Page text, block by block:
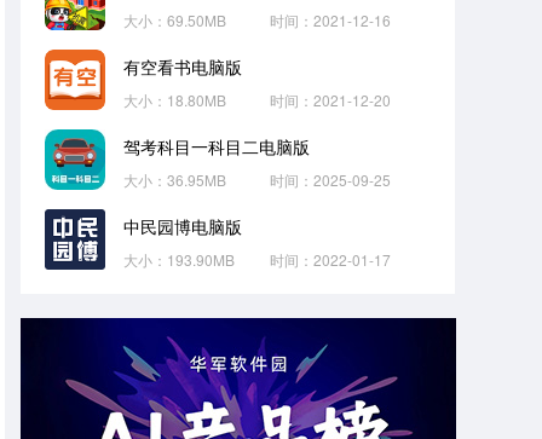
大小：69.50MB 时间：2021-12-16
有空看书电脑版
大小：18.80MB 时间：2021-12-20
驾考科目一科目二电脑版
大小：36.95MB 时间：2025-09-25
中民园博电脑版
大小：193.90MB 时间：2022-01-17